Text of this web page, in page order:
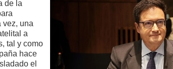
de la
vez, una
a
tal y como
hace
el